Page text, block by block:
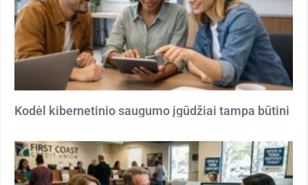
Kodėl kibernetinio saugumo įgūdžiai tampa būtini